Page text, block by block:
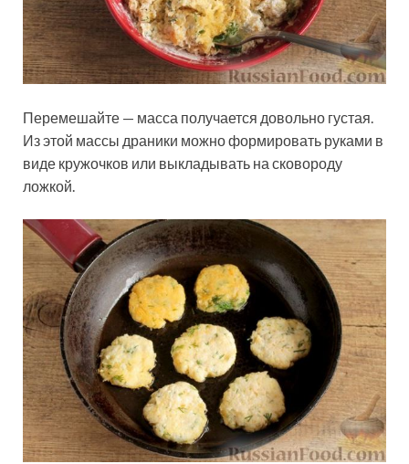
Перемешайте — масса получается довольно густая.
Из этой массы драники можно формировать руками в
виде кружочков или выкладывать на сковороду
ложкой.